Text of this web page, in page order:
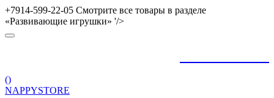
+7914-599-22-05 Смотрите все товары в разделе
«Развивающие игрушки» '/>
()
NAPPYSTORE